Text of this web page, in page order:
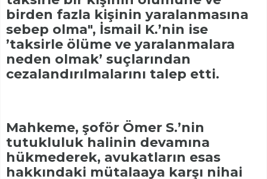
birden fazla kişinin yaralanmasına
sebep olma", İsmail K.’nin ise
’taksirle ölüme ve yaralanmalara
neden olmak’ suçlarından
cezalandırılmalarını talep etti.
Mahkeme, şoför Ömer S.’nin
tutukluluk halinin devamına
hükmederek, avukatların esas
hakkındaki mütalaaya karşı nihai